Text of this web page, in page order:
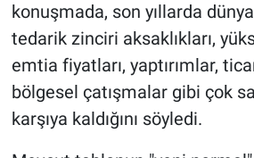
konuşmada, son yıllarda
tedarik zinciri aksaklıkları,
emtia fiyatları, yaptırımlar,
bölgesel çatışmalar gibi çok
karşıya kaldığını söyledi.